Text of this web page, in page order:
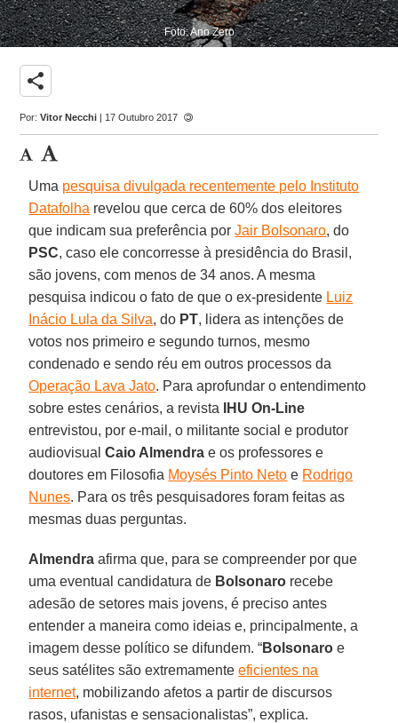
Foto: Ano Zero
share
Por:Vitor Necchi | 17 Outubro 2017
Uma pesquisa divulgada recentemente pelo Instituto
Datafolha revelou que cerca de 60% dos eleitores
que indicam sua preferência porJair Bolsonaro, do
PSC, caso ele concorresse à presidência do Brasil,
são jovens, com menos de 34 anos. A mesma
pesquisa indicou o fato de que o ex-presidente Luiz
Inácio Lula da Silva, do PT, lidera as intenções de
votos nos primeiro e segundo turnos, mesmo
condenado e sendo réu em outros processos da
Operação Lava Jato. Para aprofundar o entendimento
sobre estes cenários, a revista
IHU On-Line
entrevistou, por e-mail, o militante social e produtor
audiovisualCaio Almendra e os professores e
doutores em Filosofia Moysés Pinto Neto e Rodrigo
Nunes. Para os três pesquisadores foram feitas as
mesmas duas perguntas.
Almendra afirma que, para se compreender por que
uma eventual candidatura de Bolsonaro recebe
adesão de setores mais jovens, é preciso antes
entender a maneira como ideias e, principalmente, a
imagem desse político se difundem. “Bolsonaro e
seus satélites são extremamenteeficientes na
internet, mobilizando afetos a partir de discursos
rasos, ufanistas e sensacionalistas”, explica.